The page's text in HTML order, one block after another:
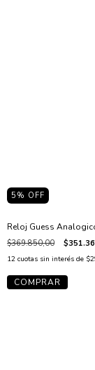
5 % OFF
Reloj Guess
$369.850,00
12 cuotas sin interés de